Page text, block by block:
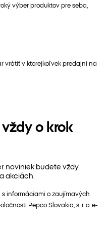
výber produktov pre seba,
vrátiť v ktorejkoľvek predajni na
o krok
noviniek budete vždy
akciách.
informáciami o zaujímavých
Pepco Slovakia, s. r. o. e-